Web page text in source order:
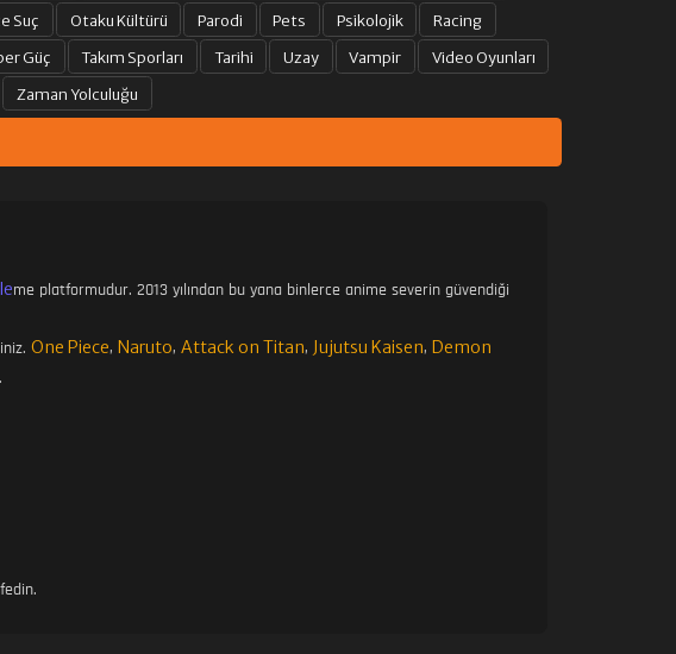
Suç Otaku Kültürü Parodi Pets Psikolojik
Racing
Güç Takım Sporları Tarihi Uzay Vampir
Video Oyunları
Zaman Yolculuğu
me platformudur. 2013 yılından bu yana binlerce anime severin güvendiği
One Piece, Naruto, Attack on Titan, Jujutsu Kaisen, Demon